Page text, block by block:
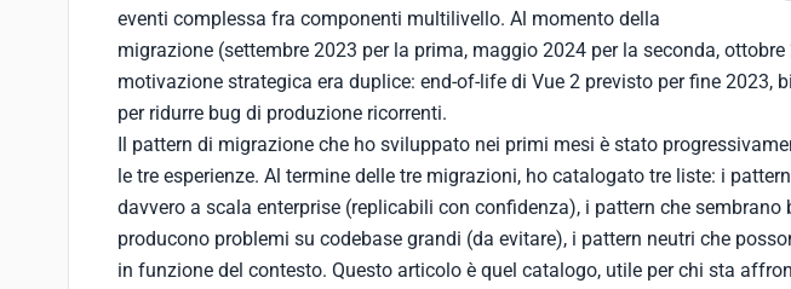
eventi complessa fra componenti multilivello. Al momento della
migrazione (settembre 2023 per la prima, maggio 2024 per la seconda, ottobre
motivazione strategica era duplice: end-of-life di Vue 2 previsto per fine 2023,
per ridurre bug di produzione ricorrenti.
Il pattern di migrazione che ho sviluppato nei primi mesi è stato
le tre esperienze. Al termine delle tre migrazioni, ho catalogato tre liste: i
davvero a scala enterprise (replicabili con confidenza), i pattern che sembrano
producono problemi su codebase grandi (da evitare), i pattern neutri che
in funzione del contesto. Questo articolo è quel catalogo, utile per chi sta